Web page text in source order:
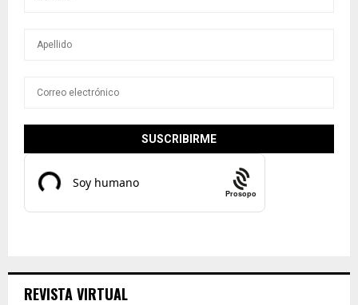
Prosopo
REVISTA VIRTUAL